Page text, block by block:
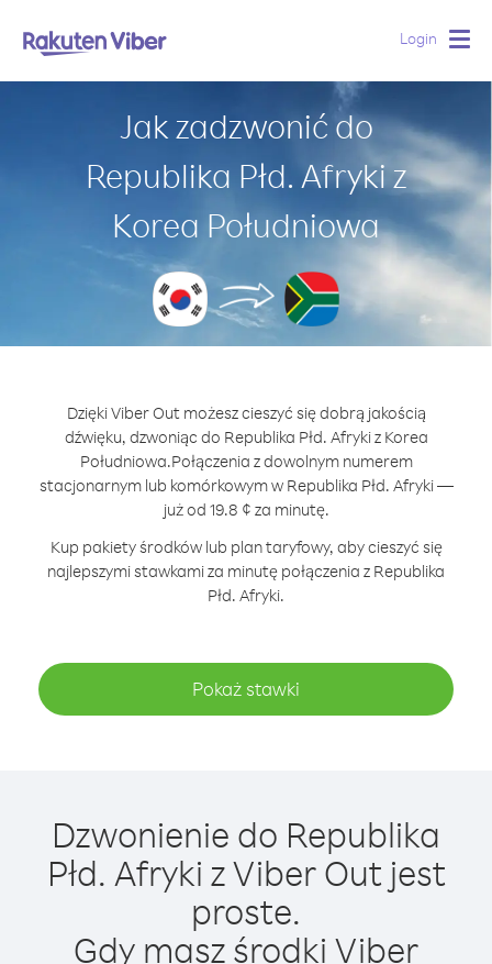
Login
Jak zadzwonić do
Republika Płd. Afryki z
Korea Południowa
Dzięki Viber Out możesz cieszyć się dobrą jakością
dźwięku, dzwoniąc do Republika Płd. Afryki z Korea
Południowa.Połączenia z dowolnym numerem
stacjonarnym lub komórkowym w Republika Płd. Afryki —
już od 19.8 ¢ za minutę.
Kup pakiety środków lub plan taryfowy, aby cieszyć się
najlepszymi stawkami za minutę połączenia z Republika
Płd. Afryki.
Pokaż stawki
Dzwonienie do Republika
Płd. Afryki z Viber Out jest
proste.
Gdy masz środki Viber